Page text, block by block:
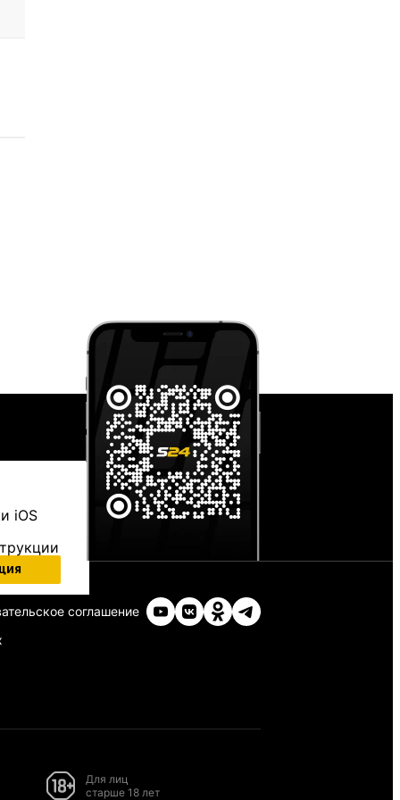
iOS
соглашение
Для лиц
старше 18 лет